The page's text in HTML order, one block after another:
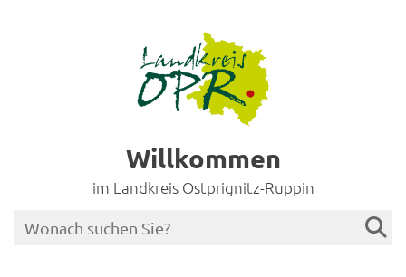
Willkommen
im Landkreis Ostprignitz-Ruppin